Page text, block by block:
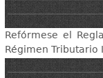
Refórmese el
Régimen Tributario